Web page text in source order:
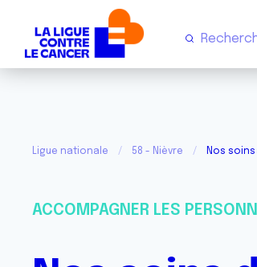
Ligue nationale 58 - Nièvre Nos
ACCOMPAGNER LES